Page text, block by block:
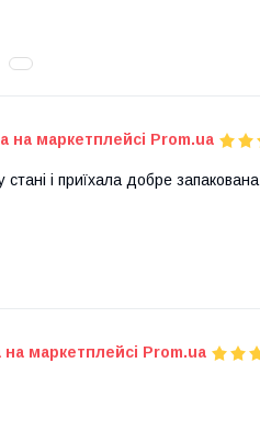
на маркетплейсі Prom.ua
і приїхала добре запакована
на маркетплейсі Prom.ua